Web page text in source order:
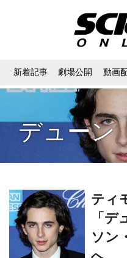
新着記事 劇場公開 動画
デューン
ティ
「
ソン